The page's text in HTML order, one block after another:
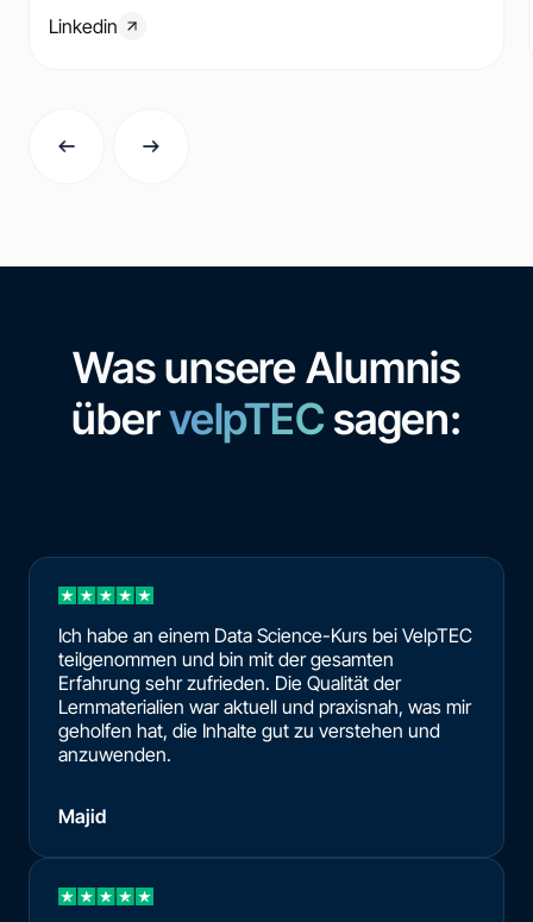
Linkedin
Was unsere Alumnis
übervelpTEC sagen:
Ich habe an einem Data Science-Kurs bei VelpTEC
teilgenommen und bin mit der gesamten
Erfahrung sehr zufrieden. Die Qualität der
Lernmaterialien war aktuell und praxisnah, was mir
geholfen hat, die Inhalte gut zu verstehen und
anzuwenden.
Majid